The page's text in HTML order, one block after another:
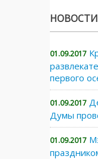
01.09.2017
первого
01.09.2017
Думы
01.09.2017